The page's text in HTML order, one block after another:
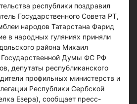
республики поздравил
Государственного Совета РТ,
народов Татарстана Фарид
в народных гуляниях приняли
района Михаил
Государственной Думы ФС РФ
депутаты республиканского
профильных министерств и
Республики Сербской
Езера), сообщает пресс-